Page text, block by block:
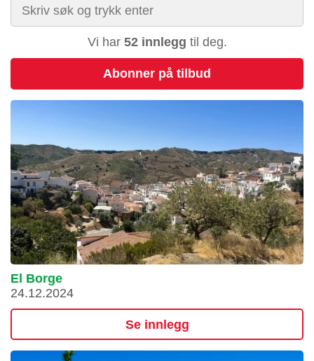
Vi har 52 innlegg til deg.
Abonner på tilbud
El Borge
24.12.2024
Se innlegg